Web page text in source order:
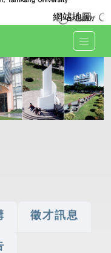
網站地圖
徵才訊息